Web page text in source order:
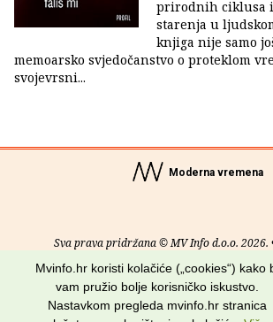
prirodnih ciklusa
starenja u
knjiga nije samo
memoarsko svjedočanstvo o proteklom
svojevrsni...
Moderna vremena
Sva prava pridržana © MV Info d.o.o. 2026.
Uvjeti korištenja
Potraži nas na:
Mvinfo.hr koristi kolačiće („cookies“) kako
vam pružio bolje korisničko iskustvo.
Nastavkom pregleda mvinfo.hr stranica